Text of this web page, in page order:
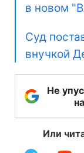
в новом
Суд
внучкой
Не
Или